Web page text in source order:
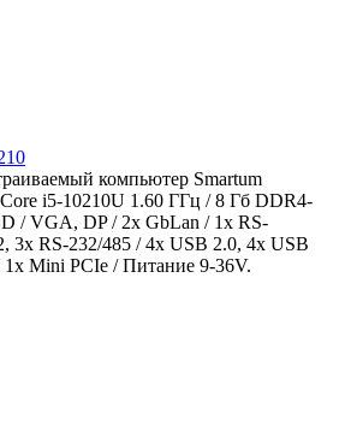
компьютер Smartum
i5-10210U 1.60 ГГц / 8 Гб DDR4-
/ VGA, DP / 2х GbLan / 1х RS-
3x RS-232/485 / 4x USB 2.0, 4х USB
Mini PCIe / Питание 9-36V.